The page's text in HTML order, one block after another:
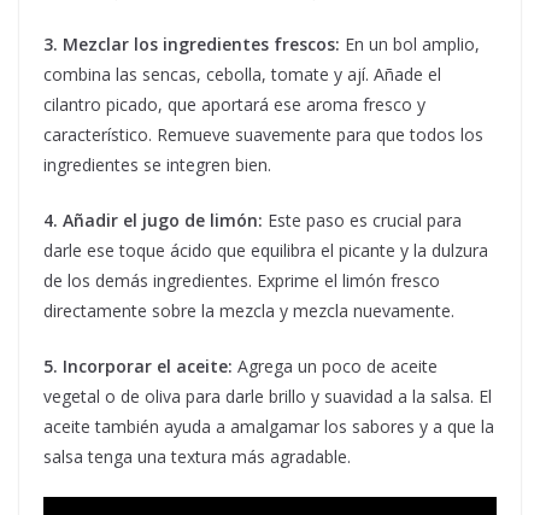
3. Mezclar los ingredientes frescos: En un bol amplio,
combina las sencas, cebolla, tomate y ají. Añade el
cilantro picado, que aportará ese aroma fresco y
característico. Remueve suavemente para que todos los
ingredientes se integren bien.
4. Añadir el jugo de limón: Este paso es crucial para
darle ese toque ácido que equilibra el picante y la dulzura
de los demás ingredientes. Exprime el limón fresco
directamente sobre la mezcla y mezcla nuevamente.
5. Incorporar el aceite: Agrega un poco de aceite
vegetal o de oliva para darle brillo y suavidad a la salsa. El
aceite también ayuda a amalgamar los sabores y a que la
salsa tenga una textura más agradable.